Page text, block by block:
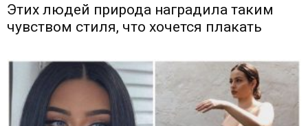
Этих людей природа наградила таким
чувством стиля, что хочется плакать